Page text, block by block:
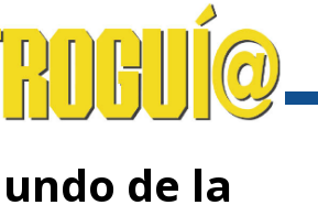
contenido
de la